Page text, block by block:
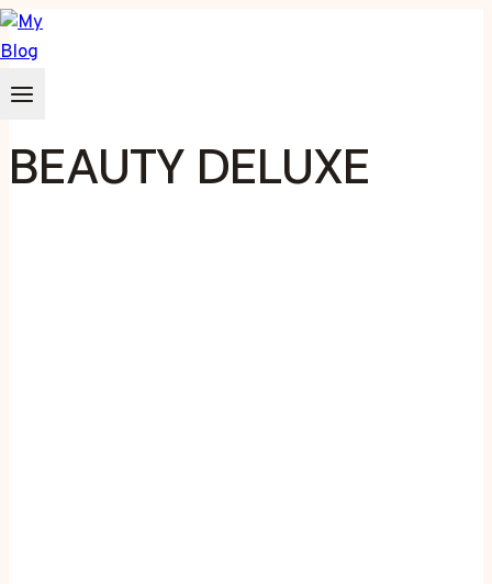
Zum
Inhalt
springen
BEAUTY DELUXE